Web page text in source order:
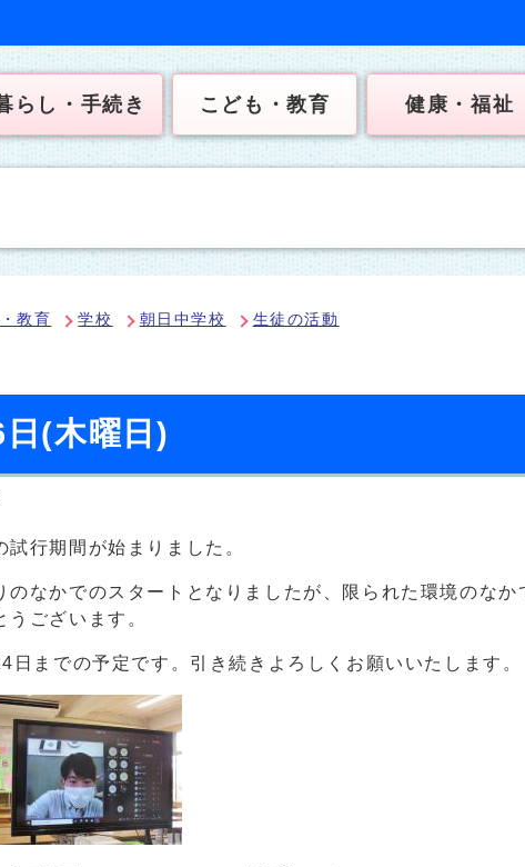
らし・手続き こども・教育 健康・福祉
教育 学校 朝日中学校 生徒の活動
(木曜日)
行期間が始まりました。
のなかでのスタートとなりましたが、限られた環境のな
ございます。
日までの予定です。引き続きよろしくお願いいたします。